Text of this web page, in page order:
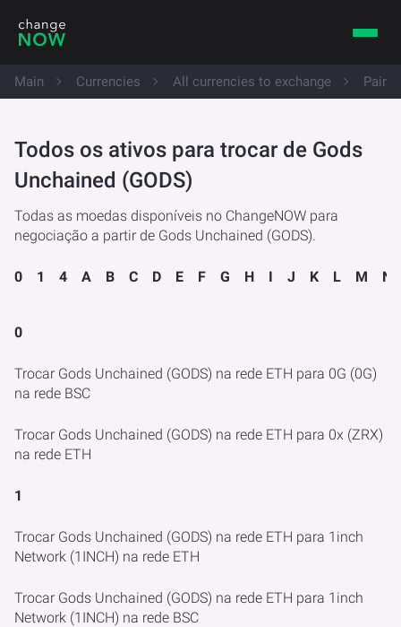
Main Currencies All currencies to exchange Pairs
Todos os ativos para trocar de Gods
Unchained (GODS)
Todas as moedas disponíveis no ChangeNOW para
negociação a partir de Gods Unchained (GODS).
0 1 4 A B C D E F G H I J K L M N
0
Trocar Gods Unchained (GODS) na rede ETH para 0G (0G)
na rede BSC
Trocar Gods Unchained (GODS) na rede ETH para 0x (ZRX)
na rede ETH
1
Trocar Gods Unchained (GODS) na rede ETH para 1inch
Network (1INCH) na rede ETH
Trocar Gods Unchained (GODS) na rede ETH para 1inch
Network (1INCH) na rede BSC